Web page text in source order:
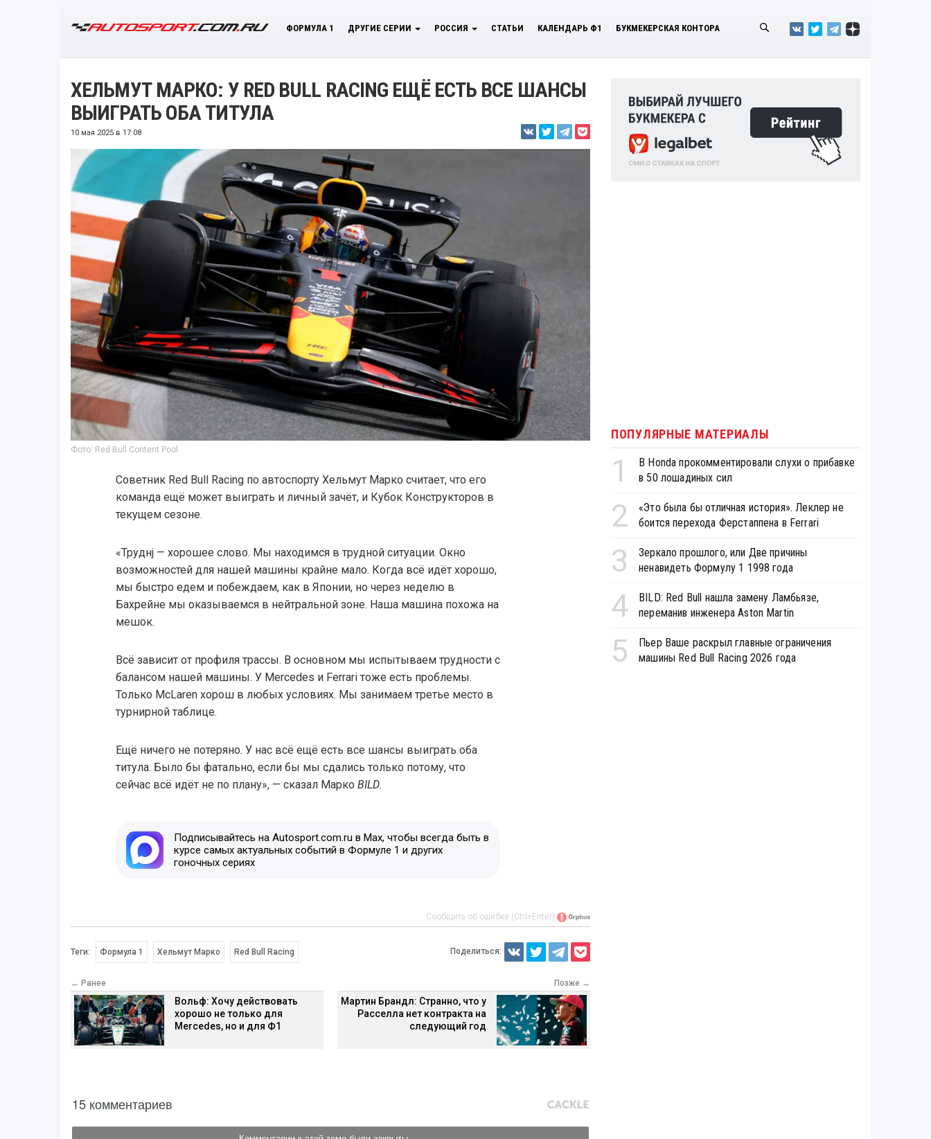
ФОРМУЛА 1 ДРУГИЕ СЕРИИ РОССИЯ СТАТЬИ КАЛЕНДАРЬ Ф1 БУКМЕКЕРСКАЯ КОНТОРА
ХЕЛЬМУТ МАРКО: У RED BULL RACING ЕЩЁ ЕСТЬ ВСЕ ШАНСЫ
ВЫИГРАТЬ ОБА ТИТУЛА
10 мая 2025 в 17:08
Фото: Red Bull Content Pool
Советник Red Bull Racing по автоспорту Хельмут Марко считает, что его
команда ещё может выиграть и личный зачёт, и Кубок Конструкторов в
текущем сезоне.
«Труднj — хорошее слово. Мы находимся в трудной ситуации. Окно
возможностей для нашей машины крайне мало. Когда всё идёт хорошо,
мы быстро едем и побеждаем, как в Японии, но через неделю в
Бахрейне мы оказываемся в нейтральной зоне. Наша машина похожа на
мешок.
Всё зависит от профиля трассы. В основном мы испытываем трудности с
балансом нашей машины. У Mercedes и Ferrari тоже есть проблемы.
Только McLaren хорош в любых условиях. Мы занимаем третье место в
турнирной таблице.
Ещё ничего не потеряно. У нас всё ещё есть все шансы выиграть оба
титула. Было бы фатально, если бы мы сдались только потому, что
сейчас всё идёт не по плану», — сказал Марко BILD.
Подписывайтесь на Autosport.com.ru в Max, чтобы всегда быть в
курсе самых актуальных событий в Формуле 1 и других
гоночных сериях
Сообщить об ошибке (Ctrl+Enter)
Теги: Формула 1 Хельмут Марко Red Bull Racing Поделиться:
← Ранее
Вольф: Хочу действовать
хорошо не только для
Mercedes, но и для Ф1
Позже →
Мартин Брандл: Странно, что у
Расселла нет контракта на
следующий год
15 комментариев
ПОПУЛЯРНЫЕ МАТЕРИАЛЫ
1
В Honda прокомментировали слухи о прибавке
в 50 лошадиных сил
2
«Это была бы отличная история». Леклер не
боится перехода Ферстаппена в Ferrari
3
Зеркало прошлого, или Две причины
ненавидеть Формулу 1 1998 года
4
BILD: Red Bull нашла замену Ламбьязе,
переманив инженера Aston Martin
5
Пьер Ваше раскрыл главные ограничения
машины Red Bull Racing 2026 года